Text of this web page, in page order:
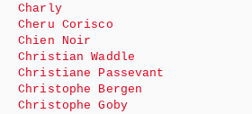
Charly
Cheru Corisco
Chien Noir
Christian Waddle
Christiane Passevant
Christophe Bergen
Christophe Goby